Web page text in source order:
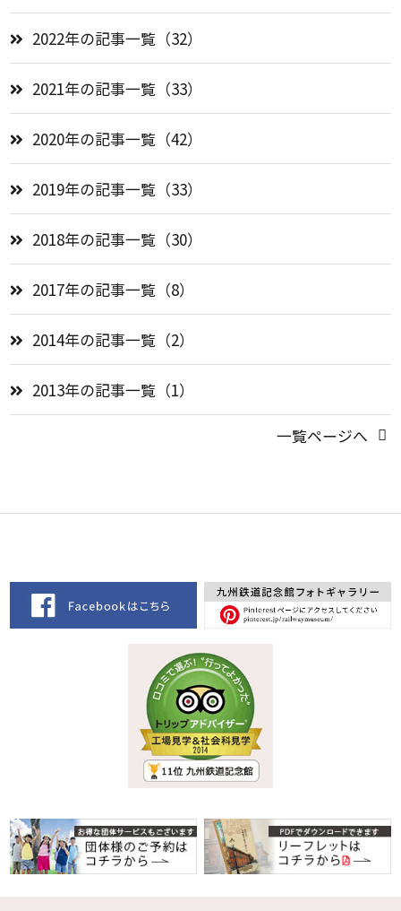
2022年の記事一覧（32）
2021年の記事一覧（33）
2020年の記事一覧（42）
2019年の記事一覧（33）
2018年の記事一覧（30）
2017年の記事一覧（8）
2014年の記事一覧（2）
2013年の記事一覧（1）
一覧ページへ